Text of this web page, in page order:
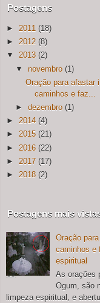
Postagens
► 2011 (18)
► 2012 (8)
▼
2013 (2)
▼
novembro (1)
Oração para afastar
caminhos e faz...
►dezembro (1)
► 2014 (4)
► 2015 (21)
► 2016 (22)
► 2017 (17)
► 2018 (2)
Postagens mais
Oração
caminhos e
espiritual
As orações
Ogum, são
limpeza espiritual, e